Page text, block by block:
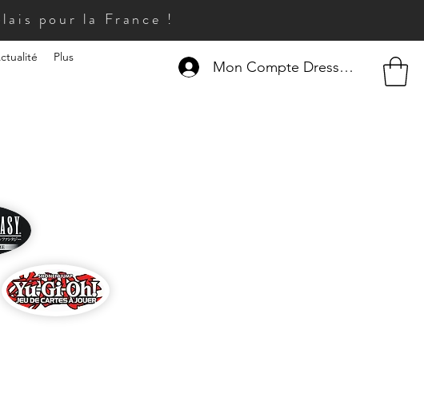
pour la France !
Plus
Mon Compte Dresseur